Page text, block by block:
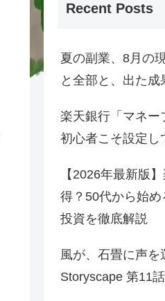
Recent Posts
夏の副業、8月の
と全部と、出た成
楽天銀行「マネー
初心者こそ設定し
【2026年最新版
得？50代から始め
投資を徹底解説
風が、石畳に声を
Storyscape 第11